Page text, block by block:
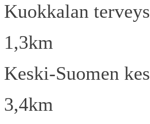
Kuokkalan
1,3km
Keski-Suomen
3,4km